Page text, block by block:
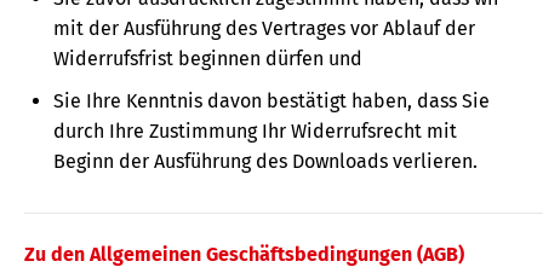
mit der Ausführung des Vertrages vor Ablauf der
Widerrufsfrist beginnen dürfen und
Sie Ihre Kenntnis davon bestätigt haben, dass Sie
durch Ihre Zustimmung Ihr Widerrufsrecht mit
Beginn der Ausführung des Downloads verlieren.
Zu den Allgemeinen Geschäftsbedingungen (AGB)